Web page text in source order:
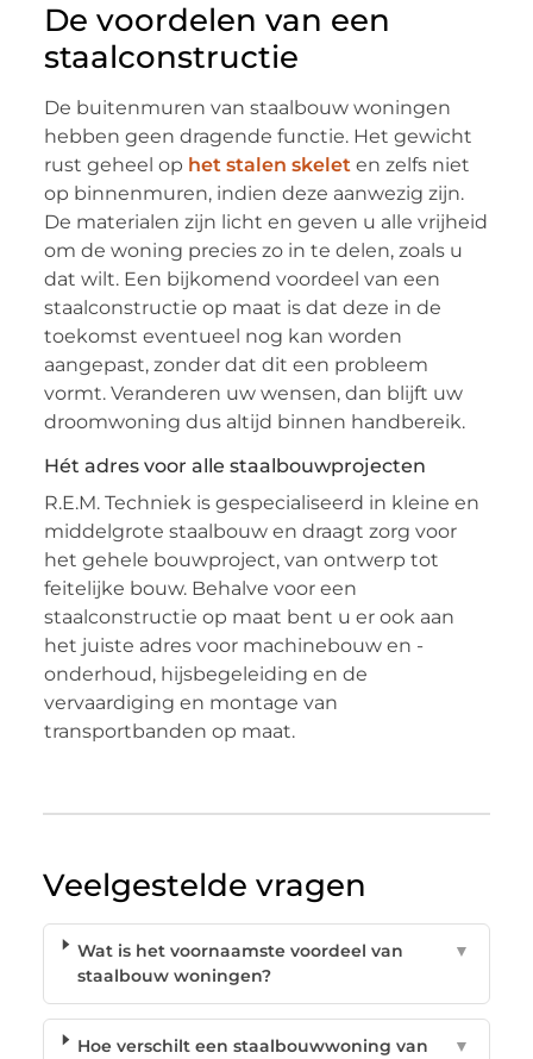
De voordelen van een
staalconstructie
De buitenmuren van staalbouw woningen
hebben geen dragende functie. Het gewicht
rust geheel op het stalen skeleten zelfs niet
op binnenmuren, indien deze aanwezig zijn.
De materialen zijn licht en geven u alle vrijheid
om de woning precies zo in te delen, zoals u
dat wilt. Een bijkomend voordeel van een
staalconstructie op maat is dat deze in de
toekomst eventueel nog kan worden
aangepast, zonder dat dit een probleem
vormt. Veranderen uw wensen, dan blijft uw
droomwoning dus altijd binnen handbereik.
Hét adres voor alle staalbouwprojecten
R.E.M. Techniek is gespecialiseerd in kleine en
middelgrote staalbouw en draagt zorg voor
het gehele bouwproject, van ontwerp tot
feitelijke bouw. Behalve voor een
staalconstructie op maat bent u er ook aan
het juiste adres voor machinebouw en -
onderhoud, hijsbegeleiding en de
vervaardiging en montage van
transportbanden op maat.
Veelgestelde vragen
Wat is het voornaamste voordeel van
staalbouw woningen?
▼
Hoe verschilt een staalbouwwoning van
▼